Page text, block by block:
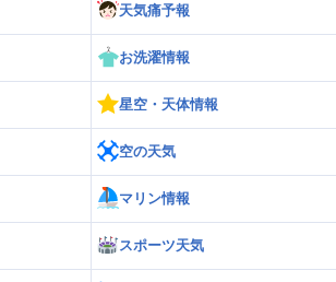
天気痛予報
お洗濯情報
星空・天体情報
空の天気
マリン情報
スポーツ天気